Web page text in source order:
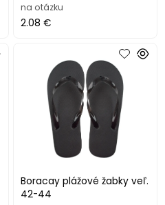
na otázku
2.08 €
Boracay plážové žabky veľ.
42-44